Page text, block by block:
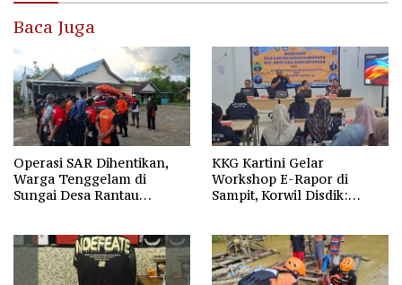
Baca Juga
Operasi SAR Dihentikan,
Warga Tenggelam di
Sungai Desa Rantau
KKG Kartini Gelar
Workshop E-Rapor di
Sampit, Korwil Disdik: